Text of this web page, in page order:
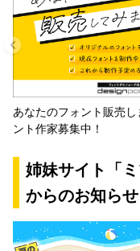
あなたのフォント販売
ント作家募集中！
姉妹サイト「ミ
からのお知らせ